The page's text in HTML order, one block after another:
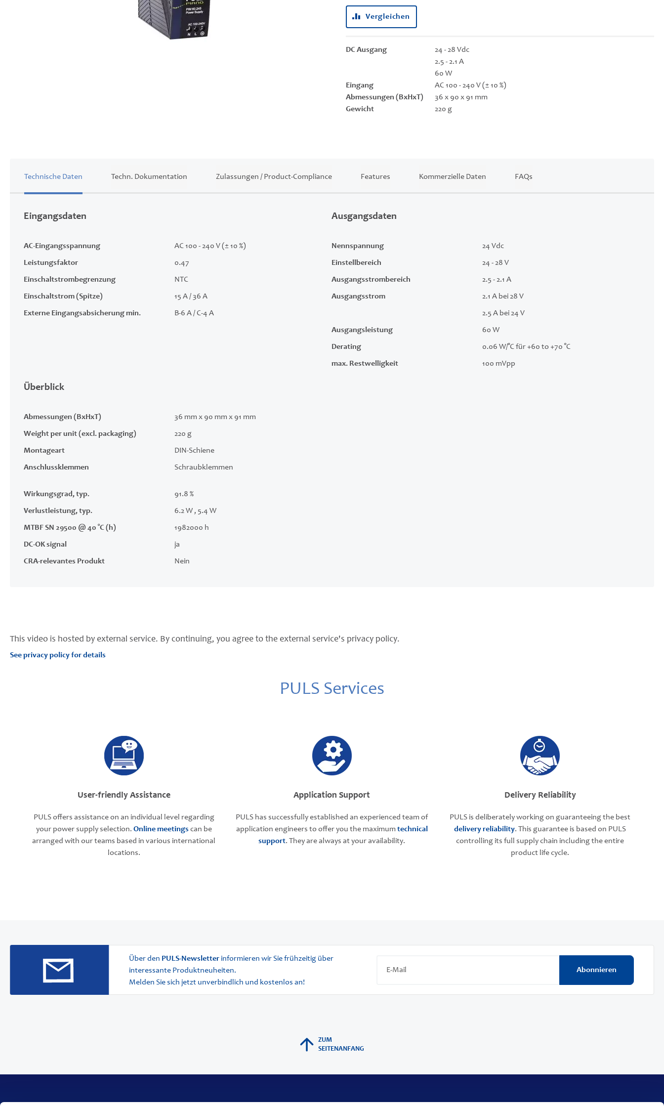
Vergleichen
DC Ausgang
24 - 28 Vdc
2.5 - 2.1 A
60 W
Eingang
AC 100 - 240 V (± 10 %)
Abmessungen (BxHxT)
36 x 90 x 91 mm
Gewicht
220 g
Technische Daten
Eingangsdaten
AC-Eingangsspannung AC 100 - 240 V (± 10 %)
Leistungsfaktor 0.47
Einschaltstrombegrenzung NTC
Einschaltstrom (Spitze) 15 A / 36 A
Externe Eingangsabsicherung min. B-6 A / C-4 A
Ausgangsdaten
Nennspannung 24 Vdc
Einstellbereich 24 - 28 V
Ausgangsstrombereich 2.5 - 2.1 A
Ausgangsstrom 2.1 A bei 28 V
2.5 A bei 24 V
Ausgangsleistung 60 W
Derating 0.06 W/°C für +60 to +70 °C
max. Restwelligkeit 100 mVpp
Überblick
Abmessungen (BxHxT) 36 mm x 90 mm x 91 mm
Weight per unit (excl. packaging) 220 g
Montageart DIN-Schiene
Anschlussklemmen Schraubklemmen
Wirkungsgrad, typ. 91.8 %
Verlustleistung, typ. 6.2 W , 5.4 W
MTBF SN 29500 @ 40 °C (h) 1982000 h
DC-OK signal ja
CRA-relevantes Produkt Nein
Techn. Dokumentation Zulassungen / Product-Compliance Features Kommerzielle Daten FAQs
This video is hosted by external service. By continuing, you agree to the external service's privacy policy.
See privacy policy for details
PULS Services
User-friendly Assistance
PULS offers assistance on an individual level regarding
your power supply selection. Online meetings can be
arranged with our teams based in various international
locations.
Application Support
PULS has successfully established an experienced team of
application engineers to offer you the maximum technical
support. They are always at your availability.
Delivery Reliability
PULS is deliberately working on guaranteeing the best
delivery reliability. This guarantee is based on PULS
controlling its full supply chain including the entire
product life cycle.
Über den PULS-Newsletter informieren wir Sie frühzeitig über
interessante Produktneuheiten.
Melden Sie sich jetzt unverbindlich und kostenlos an!
Abonnieren
ZUM
SEITENANFANG